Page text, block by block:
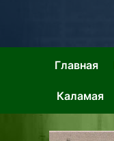
Главная
Каламая